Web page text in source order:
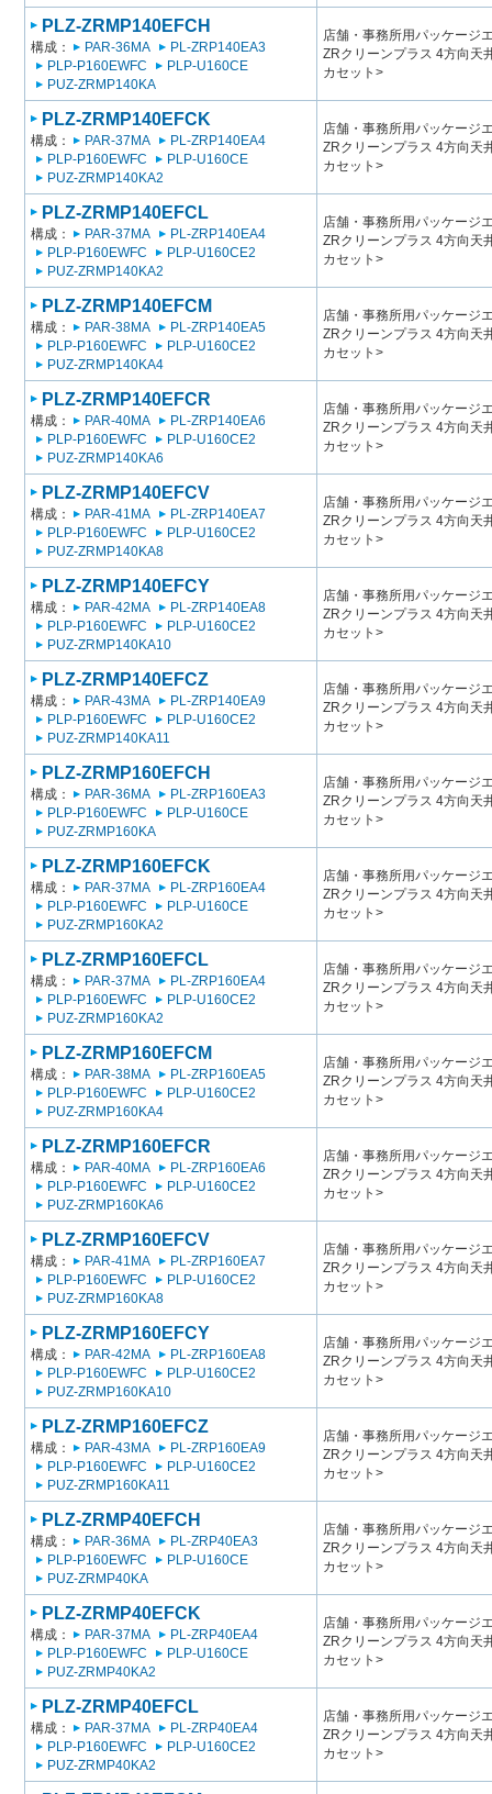
PLZ-ZRMP140EFCH
構成： PAR-36MA
PL-ZRP140EA3
PLP-P160EWFC
PLP-U160CE
PUZ-ZRMP140KA
店舗・事務所用パッケージ
ZRクリーンプラス 4方向天
カセット>
PLZ-ZRMP140EFCK
構成： PAR-37MA
PL-ZRP140EA4
PLP-P160EWFC
PLP-U160CE
PUZ-ZRMP140KA2
店舗・事務所用パッケージ
ZRクリーンプラス 4方向天
カセット>
PLZ-ZRMP140EFCL
構成： PAR-37MA
PL-ZRP140EA4
PLP-P160EWFC
PLP-U160CE2
PUZ-ZRMP140KA2
店舗・事務所用パッケージ
ZRクリーンプラス 4方向天
カセット>
PLZ-ZRMP140EFCM
構成： PAR-38MA
PL-ZRP140EA5
PLP-P160EWFC
PLP-U160CE2
PUZ-ZRMP140KA4
店舗・事務所用パッケージ
ZRクリーンプラス 4方向天
カセット>
PLZ-ZRMP140EFCR
構成： PAR-40MA
PL-ZRP140EA6
PLP-P160EWFC
PLP-U160CE2
PUZ-ZRMP140KA6
店舗・事務所用パッケージ
ZRクリーンプラス 4方向天
カセット>
PLZ-ZRMP140EFCV
構成： PAR-41MA
PL-ZRP140EA7
PLP-P160EWFC
PLP-U160CE2
PUZ-ZRMP140KA8
店舗・事務所用パッケージ
ZRクリーンプラス 4方向天
カセット>
PLZ-ZRMP140EFCY
構成： PAR-42MA
PL-ZRP140EA8
PLP-P160EWFC
PLP-U160CE2
PUZ-ZRMP140KA10
店舗・事務所用パッケージ
ZRクリーンプラス 4方向天
カセット>
PLZ-ZRMP140EFCZ
構成： PAR-43MA
PL-ZRP140EA9
PLP-P160EWFC
PLP-U160CE2
PUZ-ZRMP140KA11
店舗・事務所用パッケージ
ZRクリーンプラス 4方向天
カセット>
PLZ-ZRMP160EFCH
構成： PAR-36MA
PL-ZRP160EA3
PLP-P160EWFC
PLP-U160CE
PUZ-ZRMP160KA
店舗・事務所用パッケージ
ZRクリーンプラス 4方向天
カセット>
PLZ-ZRMP160EFCK
構成： PAR-37MA
PL-ZRP160EA4
PLP-P160EWFC
PLP-U160CE
PUZ-ZRMP160KA2
店舗・事務所用パッケージ
ZRクリーンプラス 4方向天
カセット>
PLZ-ZRMP160EFCL
構成： PAR-37MA
PL-ZRP160EA4
PLP-P160EWFC
PLP-U160CE2
PUZ-ZRMP160KA2
店舗・事務所用パッケージ
ZRクリーンプラス 4方向天
カセット>
PLZ-ZRMP160EFCM
構成： PAR-38MA
PL-ZRP160EA5
PLP-P160EWFC
PLP-U160CE2
PUZ-ZRMP160KA4
店舗・事務所用パッケージ
ZRクリーンプラス 4方向天
カセット>
PLZ-ZRMP160EFCR
構成： PAR-40MA
PL-ZRP160EA6
PLP-P160EWFC
PLP-U160CE2
PUZ-ZRMP160KA6
店舗・事務所用パッケージ
ZRクリーンプラス 4方向天
カセット>
PLZ-ZRMP160EFCV
構成： PAR-41MA
PL-ZRP160EA7
PLP-P160EWFC
PLP-U160CE2
PUZ-ZRMP160KA8
店舗・事務所用パッケージ
ZRクリーンプラス 4方向天
カセット>
PLZ-ZRMP160EFCY
構成： PAR-42MA
PL-ZRP160EA8
PLP-P160EWFC
PLP-U160CE2
PUZ-ZRMP160KA10
店舗・事務所用パッケージ
ZRクリーンプラス 4方向天
カセット>
PLZ-ZRMP160EFCZ
構成： PAR-43MA
PL-ZRP160EA9
PLP-P160EWFC
PLP-U160CE2
PUZ-ZRMP160KA11
店舗・事務所用パッケージ
ZRクリーンプラス 4方向天
カセット>
PLZ-ZRMP40EFCH
構成： PAR-36MA
PL-ZRP40EA3
PLP-P160EWFC
PLP-U160CE
PUZ-ZRMP40KA
店舗・事務所用パッケージ
ZRクリーンプラス 4方向天
カセット>
PLZ-ZRMP40EFCK
構成： PAR-37MA
PL-ZRP40EA4
PLP-P160EWFC
PLP-U160CE
PUZ-ZRMP40KA2
店舗・事務所用パッケージ
ZRクリーンプラス 4方向天
カセット>
PLZ-ZRMP40EFCL
構成： PAR-37MA
PL-ZRP40EA4
PLP-P160EWFC
PLP-U160CE2
PUZ-ZRMP40KA2
店舗・事務所用パッケージ
ZRクリーンプラス 4方向天
カセット>